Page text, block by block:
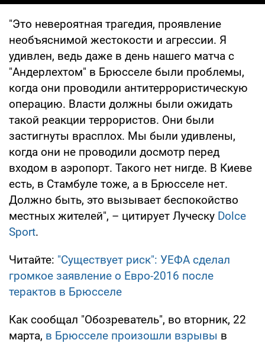
"Это невероятная трагедия, проявление
необъяснимой жестокости и агрессии. Я
удивлен, ведь даже в день нашего матча с
"Андерлехтом" в Брюсселе были проблемы,
когда они проводили антитеррористическую
операцию. Власти должны были ожидать
такой реакции террористов. Они были
застигнуты врасплох. Мы были удивлены,
когда они не проводили досмотр перед
входом в аэропорт. Такого нет нигде. В Киеве
есть, в Стамбуле тоже, а в Брюсселе нет.
Должно быть, это вызывает беспокойство
местных жителей", – цитирует Луческу Dolce
Sport.
Читайте: "Существует риск": УЕФА сделал
громкое заявление о Евро-2016 после
терактов в Брюсселе
Как сообщал "Обозреватель", во вторник, 22
марта, в Брюсселе произошли взрывы в